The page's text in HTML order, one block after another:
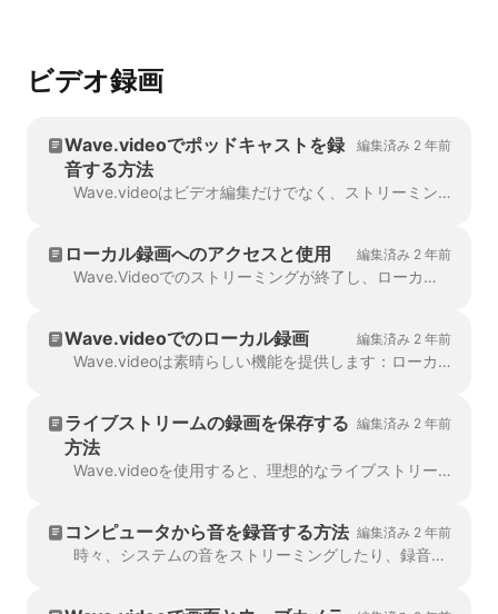
ビデオ録画
Wave.videoでポッドキャストを録
音する方法
編集済み 2 年前
Wave.videoはビデオ編集だけでなく、ストリーミングやポッドキャスト制作にも役立つ素晴らしいツールです。Wave.videoは、オーディオやビデオの編集だけでなく、ストリーミングやポッドキャストの制作にも役立つ素晴らしいツールです。
ローカル録画へのアクセスと使用 編集済み 2 年前
Wave.Videoでのストリーミングが終了し、ローカル録画がオンになっていますか？素晴らしい！録画したコンテンツを使用する簡単な方法が2つあります：1. ダウンロード＆使用...
Wave.videoでのローカル録画 編集済み 2 年前
Wave.videoは素晴らしい機能を提供します：ローカル録画。これは、ライブストリームの参加者が自分のオーディオおよびビデオストリームを直接...
ライブストリームの録画を保存する
方法
編集済み 2 年前
Wave.videoを使用すると、理想的なライブストリームを持つだけでなく、好きなときに保存、編集、またはコンピュータにダウンロードすることができます。それでは、Wave...
コンピュータから音を録音する方法 編集済み 2 年前
時々、システムの音をストリーミングしたり、録音したりする必要があります。WindowsでもmacOSでも、このような機能をすぐに使うことはできませんが、録音する方法はあります。